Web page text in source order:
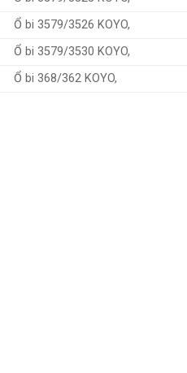
Ổ bi 3579/3526 KOYO,
Ổ bi 3579/3530 KOYO,
Ổ bi 368/362 KOYO,